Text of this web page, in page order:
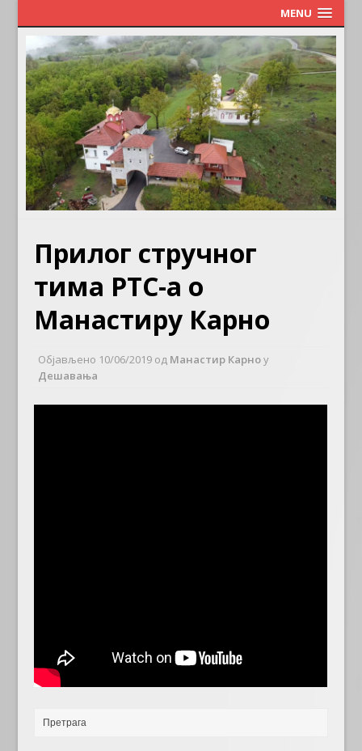
MENU
Прилог стручног
тима РТС-а о
Манастиру Карно
Објављено 10/06/2019 од Манастир Карноу
Дешавања